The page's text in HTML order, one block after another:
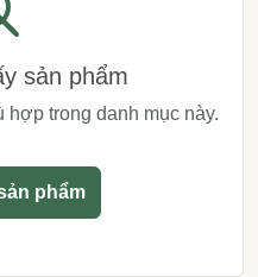
sản phẩm
hợp trong danh mục này.
phẩm